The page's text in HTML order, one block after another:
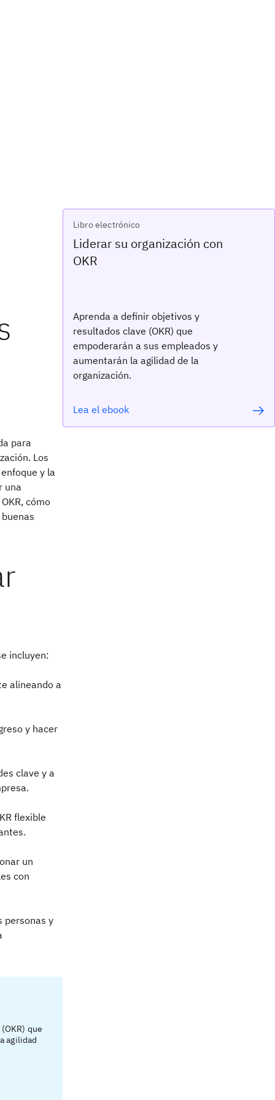
para
Los
y la
una
cómo
incluyen:
alineando a
y hacer
clave y a
flexible
un
con
personas y
que
agilidad
Libro electrónico
Liderar su organización con
OKR
Aprenda a definir objetivos y
resultados clave (OKR) que
empoderarán a sus empleados y
aumentarán la agilidad de la
organización.
Lea el ebook